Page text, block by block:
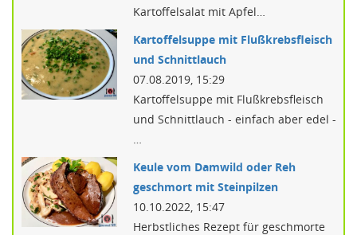
Kartoffelsalat mit Apfel…
Kartoffelsuppe mit Flußkrebsfleisch
und Schnittlauch
07.08.2019, 15:29
Kartoffelsuppe mit Flußkrebsfleisch
und Schnittlauch - einfach aber edel -
…
Keule vom Damwild oder Reh
geschmort mit Steinpilzen
10.10.2022, 15:47
Herbstliches Rezept für geschmorte